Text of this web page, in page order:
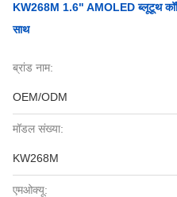
KW268M 1.6" AMOLED ब्लूटूथ
साथ
ब्रांड नाम:
OEM/ODM
मॉडल संख्या:
KW268M
एमओक्यू: